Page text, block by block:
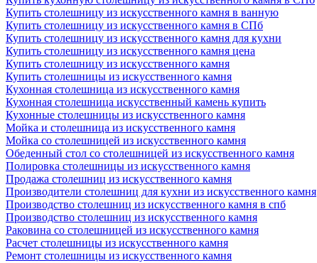
Купить столешницу из искусственного камня в ванную
Купить столешницу из искусственного камня в СПб
Купить столешницу из искусственного камня для кухни
Купить столешницу из искусственного камня цена
Купить столешницу из искусственного камня
Купить столешницы из искусственного камня
Кухонная столешница из искусственного камня
Кухонная столешница искусственный камень купить
Кухонные столешницы из искусственного камня
Мойка и столешница из искусственного камня
Мойка со столешницей из искусственного камня
Обеденный стол со столешницей из искусственного камня
Полировка столешницы из искусственного камня
Продажа столешниц из искусственного камня
Производители столешниц для кухни из искусственного камня
Производство столешниц из искусственного камня в спб
Производство столешниц из искусственного камня
Раковина со столешницей из искусственного камня
Расчет столешницы из искусственного камня
Ремонт столешницы из искусственного камня